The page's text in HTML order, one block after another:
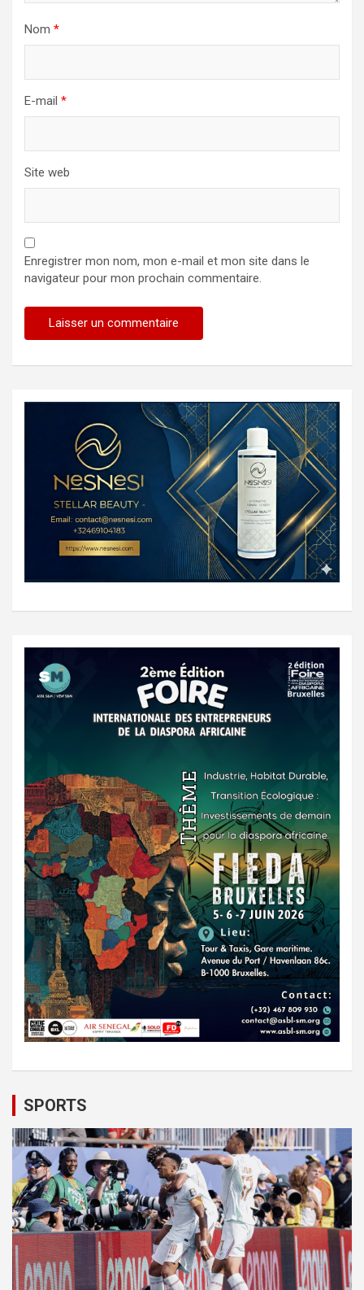
Nom *
E-mail *
Site web
Enregistrer mon nom, mon e-mail et mon site dans le
navigateur pour mon prochain commentaire.
SPORTS